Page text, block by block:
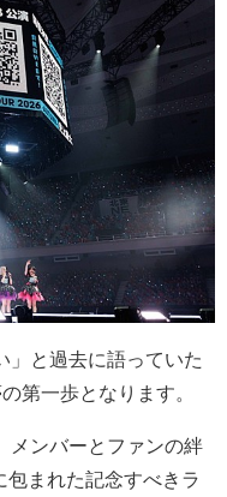
」と過去に語っていた
第一歩となります。
メンバーとファンの絆
包まれた記念すべきラ